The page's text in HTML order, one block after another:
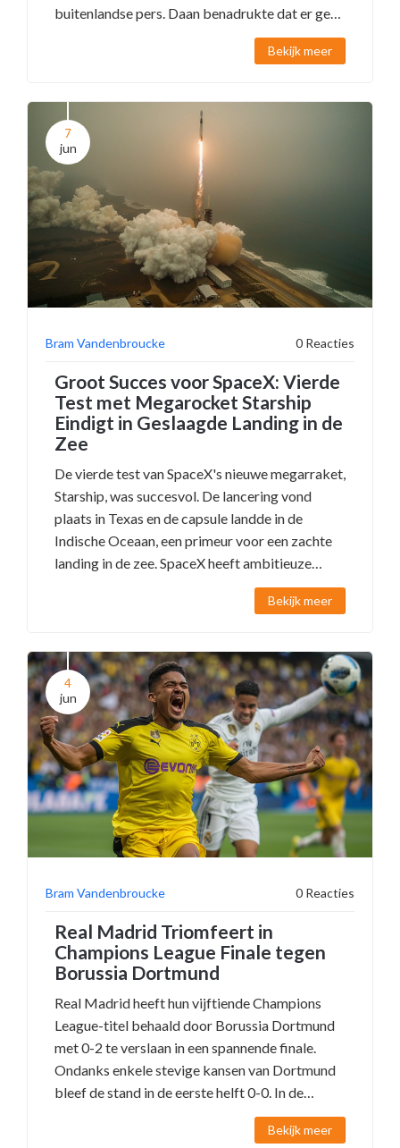
buitenlandse pers. Daan benadrukte dat er geen
kwade bedoelingen waren en hoopte dat het
toernooi net zo succesvol zou eindigen als in
Bekijk meer
7
jun
Bram Vandenbroucke 0 Reacties
Groot Succes voor SpaceX: Vierde
Test met Megarocket Starship
Eindigt in Geslaagde Landing in de
Zee
De vierde test van SpaceX's nieuwe megarraket,
Starship, was succesvol. De lancering vond
plaats in Texas en de capsule landde in de
Indische Oceaan, een primeur voor een zachte
landing in de zee. SpaceX heeft ambitieuze
plannen voor de sterkste raket ooit. NASA zal
een aangepaste versie gebruiken alsBekijk meer
4
jun
Bram Vandenbroucke 0 Reacties
Real Madrid Triomfeert in
Champions League Finale tegen
Borussia Dortmund
Real Madrid heeft hun vijftiende Champions
League-titel behaald door Borussia Dortmund
met 0-2 te verslaan in een spannende finale.
Ondanks enkele stevige kansen van Dortmund
bleef de stand in de eerste helft 0-0. In de
tweede helft sloeg Real Madrid toe, met
doelpunten van Dani Carvajal en Vinicius Jr. Dit
Bekijk meer